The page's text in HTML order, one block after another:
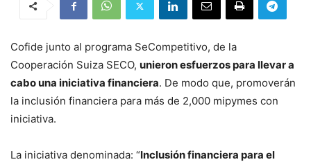
Cofide junto al programa SeCompetitivo, de la
Cooperación Suiza SECO, unieron esfuerzos para llevar a
cabo una iniciativa financiera. De modo que, promoverán
la inclusión financiera para más de 2,000 mipymes con
iniciativa.
La iniciativa denominada: “Inclusión financiera para el